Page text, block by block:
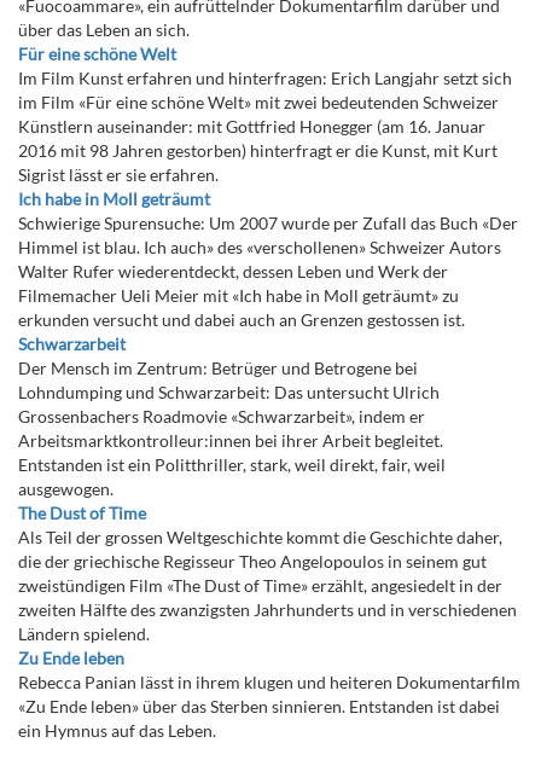
«Fuocoammare», ein aufrüttelnder Dokumentarfilm darüber und
über das Leben an sich.
Für eine schöne Welt
Im Film Kunst erfahren und hinterfragen: Erich Langjahr setzt sich
im Film «Für eine schöne Welt» mit zwei bedeutenden Schweizer
Künstlern auseinander: mit Gottfried Honegger (am 16. Januar
2016 mit 98 Jahren gestorben) hinterfragt er die Kunst, mit Kurt
Sigrist lässt er sie erfahren.
Ich habe in Moll geträumt
Schwierige Spurensuche: Um 2007 wurde per Zufall das Buch «Der
Himmel ist blau. Ich auch» des «verschollenen» Schweizer Autors
Walter Rufer wiederentdeckt, dessen Leben und Werk der
Filmemacher Ueli Meier mit «Ich habe in Moll geträumt» zu
erkunden versucht und dabei auch an Grenzen gestossen ist.
Schwarzarbeit
Der Mensch im Zentrum: Betrüger und Betrogene bei
Lohndumping und Schwarzarbeit: Das untersucht Ulrich
Grossenbachers Roadmovie «Schwarzarbeit», indem er
Arbeitsmarktkontrolleur:innen bei ihrer Arbeit begleitet.
Entstanden ist ein Politthriller, stark, weil direkt, fair, weil
ausgewogen.
The Dust of Time
Als Teil der grossen Weltgeschichte kommt die Geschichte daher,
die der griechische Regisseur Theo Angelopoulos in seinem gut
zweistündigen Film «The Dust of Time» erzählt, angesiedelt in der
zweiten Hälfte des zwanzigsten Jahrhunderts und in verschiedenen
Ländern spielend.
Zu Ende leben
Rebecca Panian lässt in ihrem klugen und heiteren Dokumentarfilm
«Zu Ende leben» über das Sterben sinnieren. Entstanden ist dabei
ein Hymnus auf das Leben.